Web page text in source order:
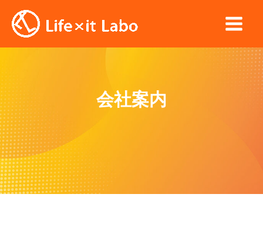
ッ
プ
Main
会社案内